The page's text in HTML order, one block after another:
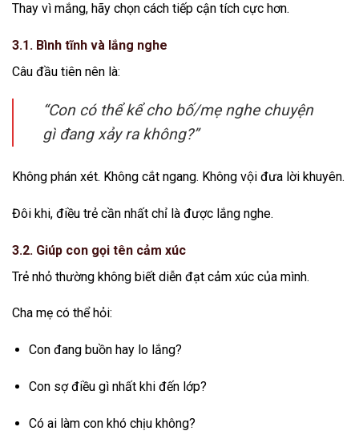
Thay vì mắng, hãy chọn cách tiếp cận tích cực hơn.
3.1. Bình tĩnh và lắng nghe
Câu đầu tiên nên là:
“Con có thể kể cho bố/mẹ nghe chuyện
gì đang xảy ra không?”
Không phán xét. Không cắt ngang. Không vội đưa lời khuyên.
Đôi khi, điều trẻ cần nhất chỉ là được lắng nghe.
3.2. Giúp con gọi tên cảm xúc
Trẻ nhỏ thường không biết diễn đạt cảm xúc của mình.
Cha mẹ có thể hỏi:
Con đang buồn hay lo lắng?
Con sợ điều gì nhất khi đến lớp?
Có ai làm con khó chịu không?